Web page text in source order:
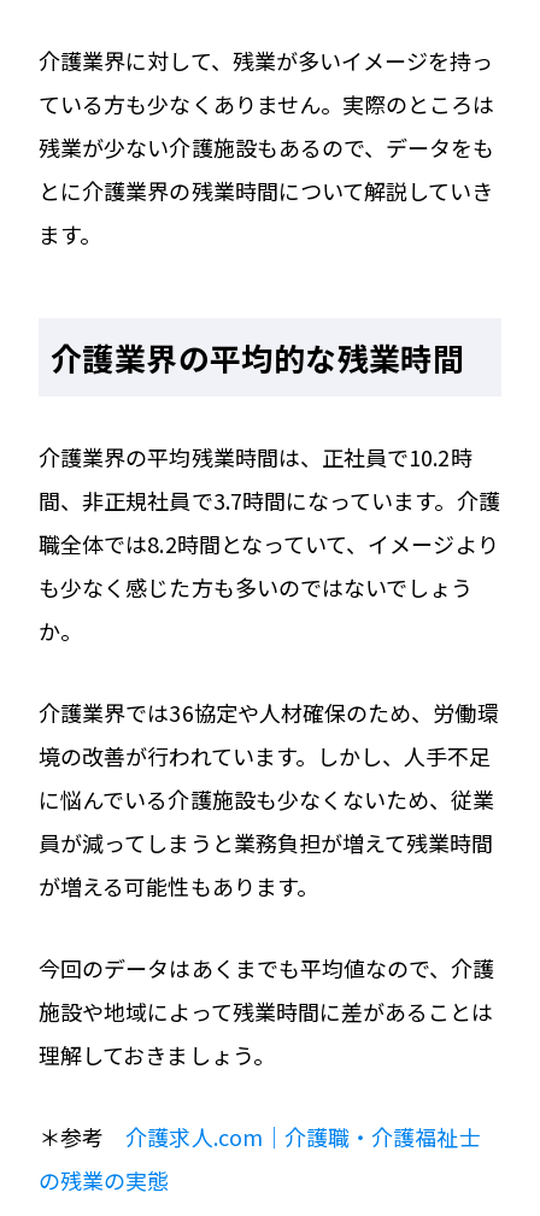
介護業界に対して、残業が多いイメージを持っ
ている方も少なくありません。実際のところは
残業が少ない介護施設もあるので、データをも
とに介護業界の残業時間について解説していき
ます。
介護業界の平均的な残業時間
介護業界の平均残業時間は、正社員で10.2時
間、非正規社員で3.7時間になっています。介護
職全体では8.2時間となっていて、イメージより
も少なく感じた方も多いのではないでしょう
か。
介護業界では36協定や人材確保のため、労働環
境の改善が行われています。しかし、人手不足
に悩んでいる介護施設も少なくないため、従業
員が減ってしまうと業務負担が増えて残業時間
が増える可能性もあります。
今回のデータはあくまでも平均値なので、介護
施設や地域によって残業時間に差があることは
理解しておきましょう。
＊参考介護求人.com｜介護職・介護福祉士
の残業の実態